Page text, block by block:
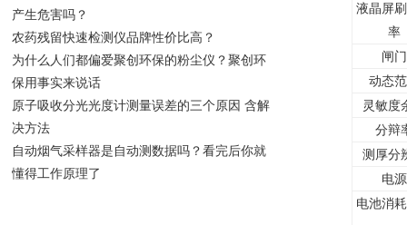
液晶屏
率
闸门
动态
灵敏度
分辩
测厚分
电源
电池消
产生危害吗？
农药残留快速检测仪品牌性价比高？
为什么人们都偏爱聚创环保的粉尘仪？聚创环
保用事实来说话
原子吸收分光光度计测量误差的三个原因 含解
决方法
自动烟气采样器是自动测数据吗？看完后你就
懂得工作原理了